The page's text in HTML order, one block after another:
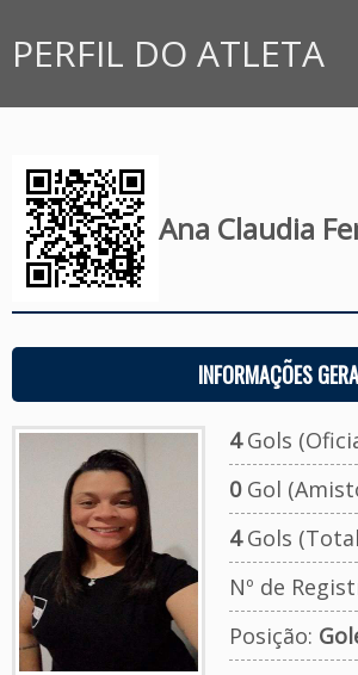
PERFIL DO ATLETA
Ana Claudia
INFORMAÇÕES
4Gols
0Gol
4Gols
Nº de
Posição: